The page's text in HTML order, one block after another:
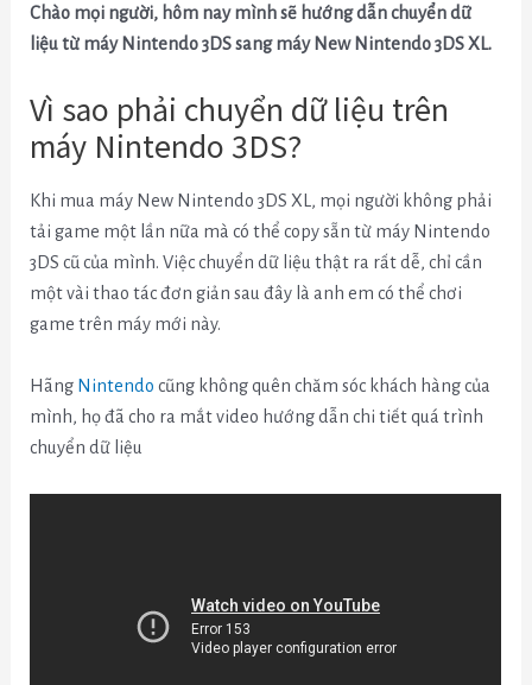
Chào mọi người, hôm nay mình sẽ hướng dẫn chuyển dữ
liệu từ máy Nintendo 3DS sang máy New Nintendo 3DS XL.
Vì sao phải chuyển dữ liệu trên
máy Nintendo 3DS?
Khi mua máy New Nintendo 3DS XL, mọi người không phải
tải game một lần nữa mà có thể copy sẵn từ máy Nintendo
3DS cũ của mình. Việc chuyển dữ liệu thật ra rất dễ, chỉ cần
một vài thao tác đơn giản sau đây là anh em có thể chơi
game trên máy mới này.
Hãng Nintendo cũng không quên chăm sóc khách hàng của
mình, họ đã cho ra mắt video hướng dẫn chi tiết quá trình
chuyển dữ liệu